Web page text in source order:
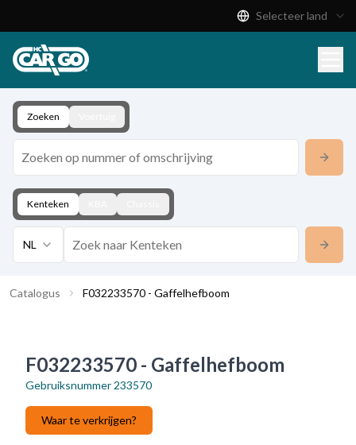
Download
Contact
Selecteer land
Zoeken
Kenteken
NL
Catalogus F032233570 - Gaffelhefboom
F032233570 - Gaffelhefboom
Gebruiksnummer 233570
Waar te verkrijgen?